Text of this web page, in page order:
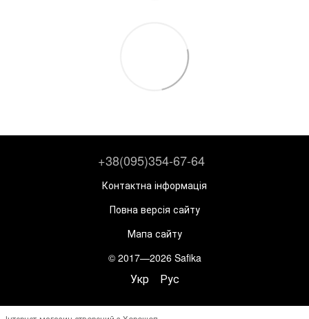
+38(095)354-67-64
Контактна інформація
Повна версія сайту
Мапа сайту
© 2017—2026 Safika
Укр Рус